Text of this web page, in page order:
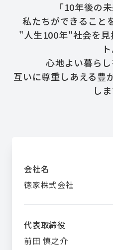
「10年後の
私たちができること
"人生100年"社会を見
ト
心地よい暮らし
互いに尊重しあえる豊
しま
会社名
徳家株式会社
代表取締役
前田 慎之介